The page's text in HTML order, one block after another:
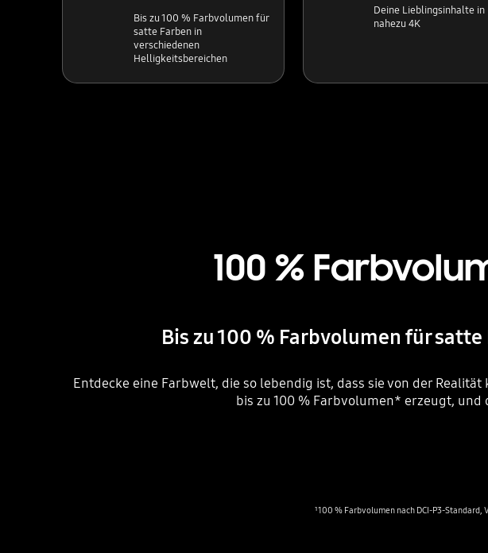
Bis zu 100 % Farbvolumen für
satte Farben in
verschiedenen
Helligkeitsbereichen
Deine Lieblingsinhalte in
nahezu 4K
100 %
Bis zu 100 % Farbvolumen für
Entdecke eine Farbwelt, die so lebendig ist, dass sie von der
bis zu 100 % Farbvolumen* erzeugt,
¹ 100 % Farbvolumen nach DCI-P3-